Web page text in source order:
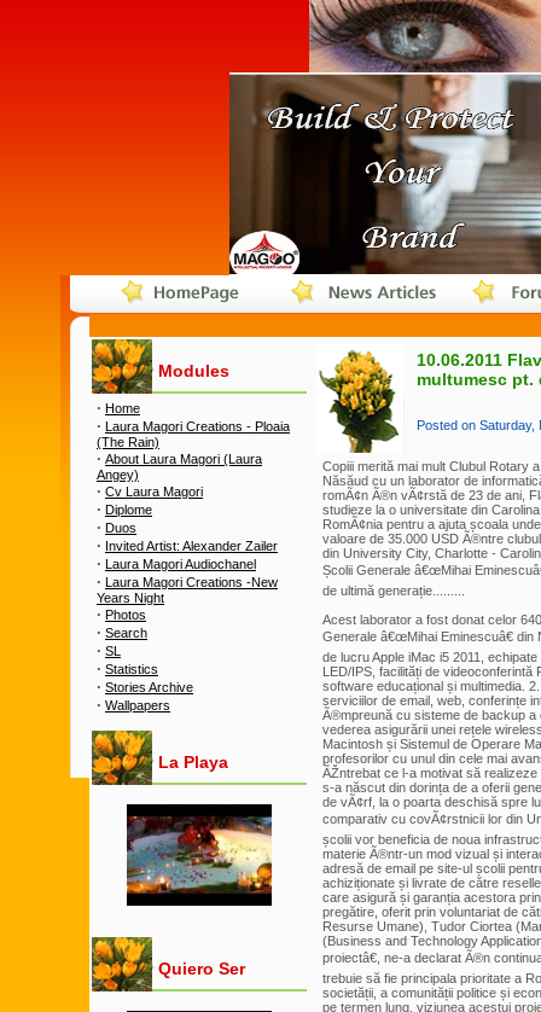
Modules
· Home
· Laura Magori Creations - Ploaia
(The Rain)
· About Laura Magori (Laura
Angey)
· Cv Laura Magori
· Diplome
· Duos
· Invited Artist: Alexander Zailer
· Laura Magori Audiochanel
· Laura Magori Creations -New
Years Night
· Photos
· Search
· SL
· Statistics
· Stories Archive
· Wallpapers
La Playa
Quiero Ser
10.06.2011
multumesc pt.
Posted on
Copiii merită mai mult Clubul Rotary
Năsăud cu un laborator de
romÃ¢n Ã®n vÃ¢rstă de 23 de ani,
studieze la o universitate din
RomÃ¢nia pentru a ajuta școala
valoare de 35.000 USD Ã®ntre
din University City, Charlotte -
Școlii Generale â€œMihai
de ultimă generație.........
Acest laborator a fost donat celor
Generale â€œMihai Eminescuâ€
de lucru Apple iMac i5 2011,
LED/IPS, facilități de
software educațional și multimedia.
serviciilor de email, web, conferințe
Ã®mpreună cu sisteme de backup a
vederea asigurării unei rețele
Macintosh și Sistemul de Operare
profesorilor cu unul din cele mai
ÃŽntrebat ce l-a motivat să
s-a născut din dorința de a oferii
de vÃ¢rf, la o poarta deschisă spre
comparativ cu covÃ¢rstnicii lor din
școlii vor beneficia de noua
materie Ã®ntr-un mod vizual și
adresă de email pe site-ul școlii
achiziționate și livrate de către
care asigură și garanția acestora
pregătire, oferit prin voluntariat de
Resurse Umane), Tudor Ciortea
(Business and Technology
proiectâ€, ne-a declarat Ã®n
trebuie să fie principala prioritate a
societății, a comunității politice și
pe termen lung, viziunea acestui